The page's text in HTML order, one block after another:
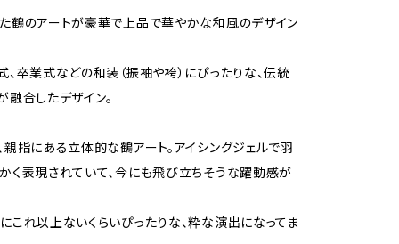
鶴のアートが豪華で上品で華やかな和風のデザイン
、卒業式などの和装（振袖や袴）にぴったりな、伝統
融合したデザイン。
親指にある立体的な鶴アート。アイシングジェルで羽
く表現されていて、今にも飛び立ちそうな躍動感が
これ以上ないくらいぴったりな、粋な演出になってま